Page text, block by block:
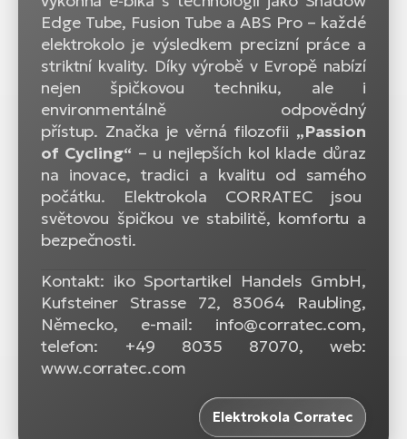
Edge Tube, Fusion Tube a ABS Pro – každé
elektrokolo je výsledkem precizní práce a
striktní kvality. Díky výrobě v Evropě nabízí
nejen špičkovou techniku, ale i
environmentálně odpovědný
přístup. Značka je věrná filozofii „Passion
of Cycling“ – u nejlepších kol klade důraz
na inovace, tradici a kvalitu od samého
počátku. Elektrokola CORRATEC jsou
světovou špičkou ve stabilitě, komfortu a
bezpečnosti.
Kontakt: iko Sportartikel Handels GmbH,
Kufsteiner Strasse 72, 83064 Raubling,
Německo, e-mail: info@corratec.com,
telefon: +49 8035 87070, web:
www.corratec.com
Elektrokola Corratec